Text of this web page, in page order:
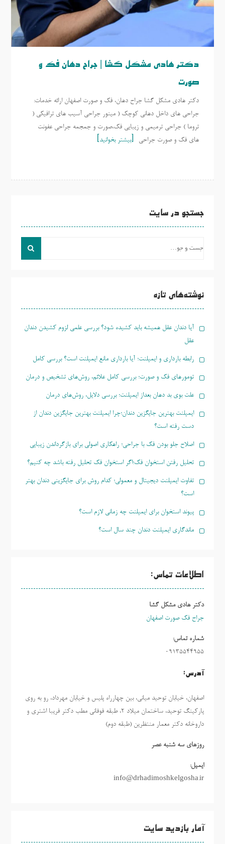
دکتر هادی مشکل گشا | جراح دهان فک و
صورت
دکتر هادی مشکل گشا جراح دهان، فک و صورت اصفهان ارائه خدمات:
جراحی های داخل دهانی کوچک ( مینور جراحی آسیب های ترافیکی (
تروما ) جراحی ترمیمی و زیبایی فک،صورت و جمجمه جراحی عفونت
های فک و صورت جراحی
بیشتر بخوانید
جستجو در سایت
نوشته‌های تازه
آیا دندان عقل همیشه باید کشیده شود؟ بررسی علمی لزوم کشیدن دندان
عقل
رابطه بارداری و ایمپلنت؛ آیا بارداری مانع ایمپلنت است؟ بررسی کامل
تومورهای فک و صورت؛ بررسی کامل علائم، روش‌های تشخیص و درمان
علت بوی بد دهان بعداز ایمپلنت؛ بررسی دلایل، روش‌های درمان
ایمپلنت بهترین جایگزین دندان؛چرا ایمپلنت بهترین جایگزین دندان از
دست رفته است؟
اصلاح جلو بودن فک با جراحی؛ راهکاری اصولی برای بازگرداندن زیبایی
تحلیل رفتن استخوان فک؛اگر استخوان فک تحلیل رفته باشد چه کنیم؟
تفاوت ایمپلنت دیجیتال و معمولی؛ کدام روش برای جایگزینی دندان بهتر
است؟
پیوند استخوان برای ایمپلنت چه زمانی لازم است؟
ماندگاری ایمپلنت دندان چند سال است؟
اطلاعات تماس:
دکتر هادی مشکل گشا
جراح فک صورت اصفهان
شماره تماس:
09135544955
آدرس:
اصفهان، خیابان توحید میانی، بین چهارراه پلیس و خیابان مهرداد، رو به روی
پارکینگ توحید، ساختمان میلاد ٢، طبقه فوقانی مطب دکتر فریبا اشتری و
داروخانه دکتر معمار منتظرین (طبقه دوم)
روزهاي سه شنبه عصر
ایمیل:
info@drhadimoshkelgosha.ir
آمار بازدید سایت